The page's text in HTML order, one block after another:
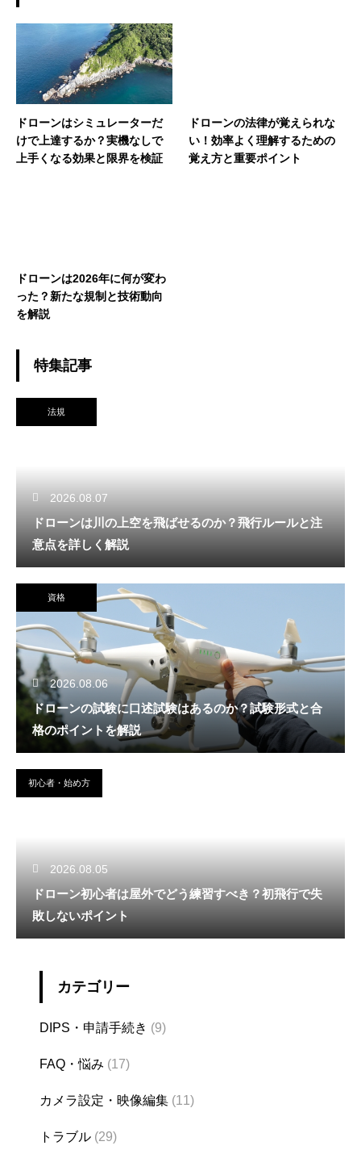
ドローンはシミュレーターだ
けで上達するか？実機なしで
上手くなる効果と限界を検証
ドローンの法律が覚えられな
い！効率よく理解するための
覚え方と重要ポイント
ドローンは2026年に何が変わ
った？新たな規制と技術動向
を解説
特集記事
法規
2026.08.07
ドローンは川の上空を飛ばせるのか？飛行ルールと注
意点を詳しく解説
資格
2026.08.06
ドローンの試験に口述試験はあるのか？試験形式と合
格のポイントを解説
初心者・始め方
2026.08.05
ドローン初心者は屋外でどう練習すべき？初飛行で失
敗しないポイント
カテゴリー
DIPS・申請手続き (9)
FAQ・悩み (17)
カメラ設定・映像編集 (11)
トラブル (29)